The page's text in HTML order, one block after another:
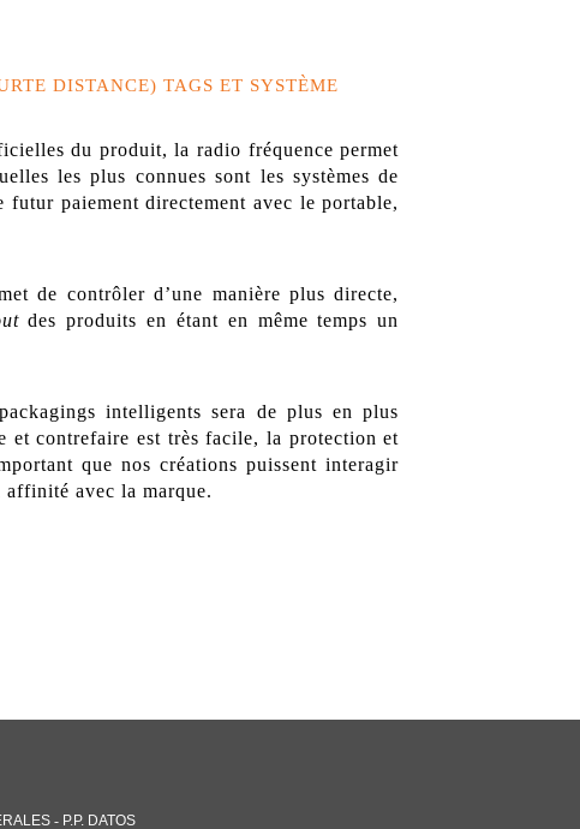
DISTANCE) TAGS ET SYSTÈME
du produit, la radio fréquence permet
les plus connues sont les systèmes de
futur paiement directement avec le portable,
de contrôler d’une manière plus directe,
des produits en étant en même temps un
intelligents sera de plus en plus
et contrefaire est très facile, la protection et
que nos créations puissent interagir
affinité avec la marque.
- P.P. DATOS